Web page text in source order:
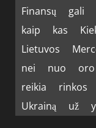
Finansų
gali
kaip
kas
Lietuvos
nei
nuo oro
reikia
rinkos
Ukrainą
už